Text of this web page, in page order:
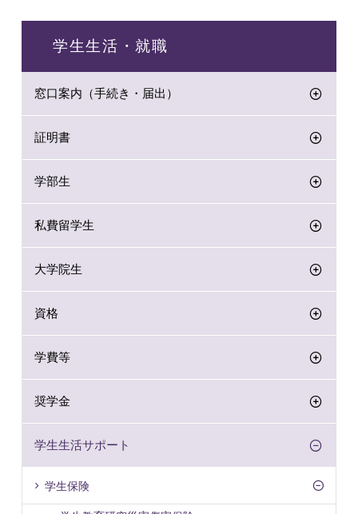
学生生活・就職
窓口案内（手続き・届出）
証明書
学部生
私費留学生
大学院生
資格
学費等
奨学金
学生生活サポート
学生保険